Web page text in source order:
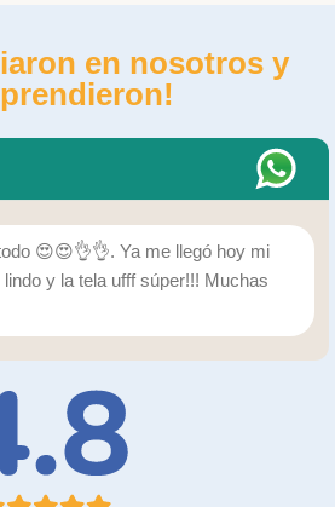
en nosotros y
😍😍👌👌. Ya me llegó hoy mi
lindo y la tela ufff súper!!! Muchas